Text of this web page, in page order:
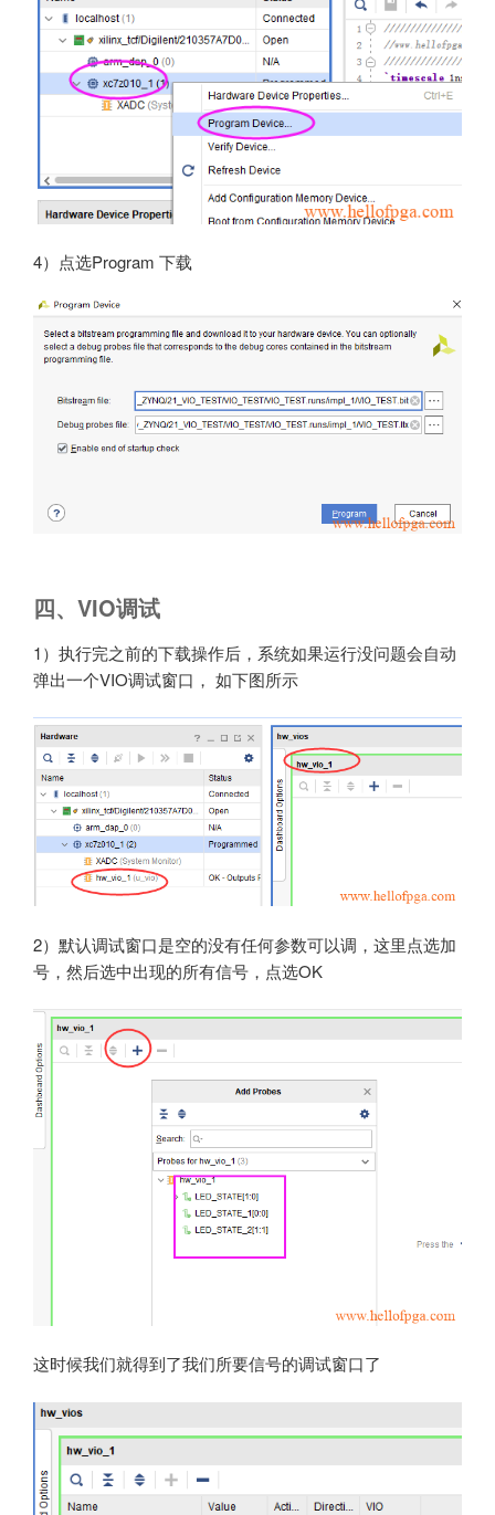
4）点选Program 下载
四、VIO调试
1）执行完之前的下载操作后，系统如果运行没问题会自动
弹出一个VIO调试窗口， 如下图所示
2）默认调试窗口是空的没有任何参数可以调，这里点选加
号，然后选中出现的所有信号，点选OK
这时候我们就得到了我们所要信号的调试窗口了